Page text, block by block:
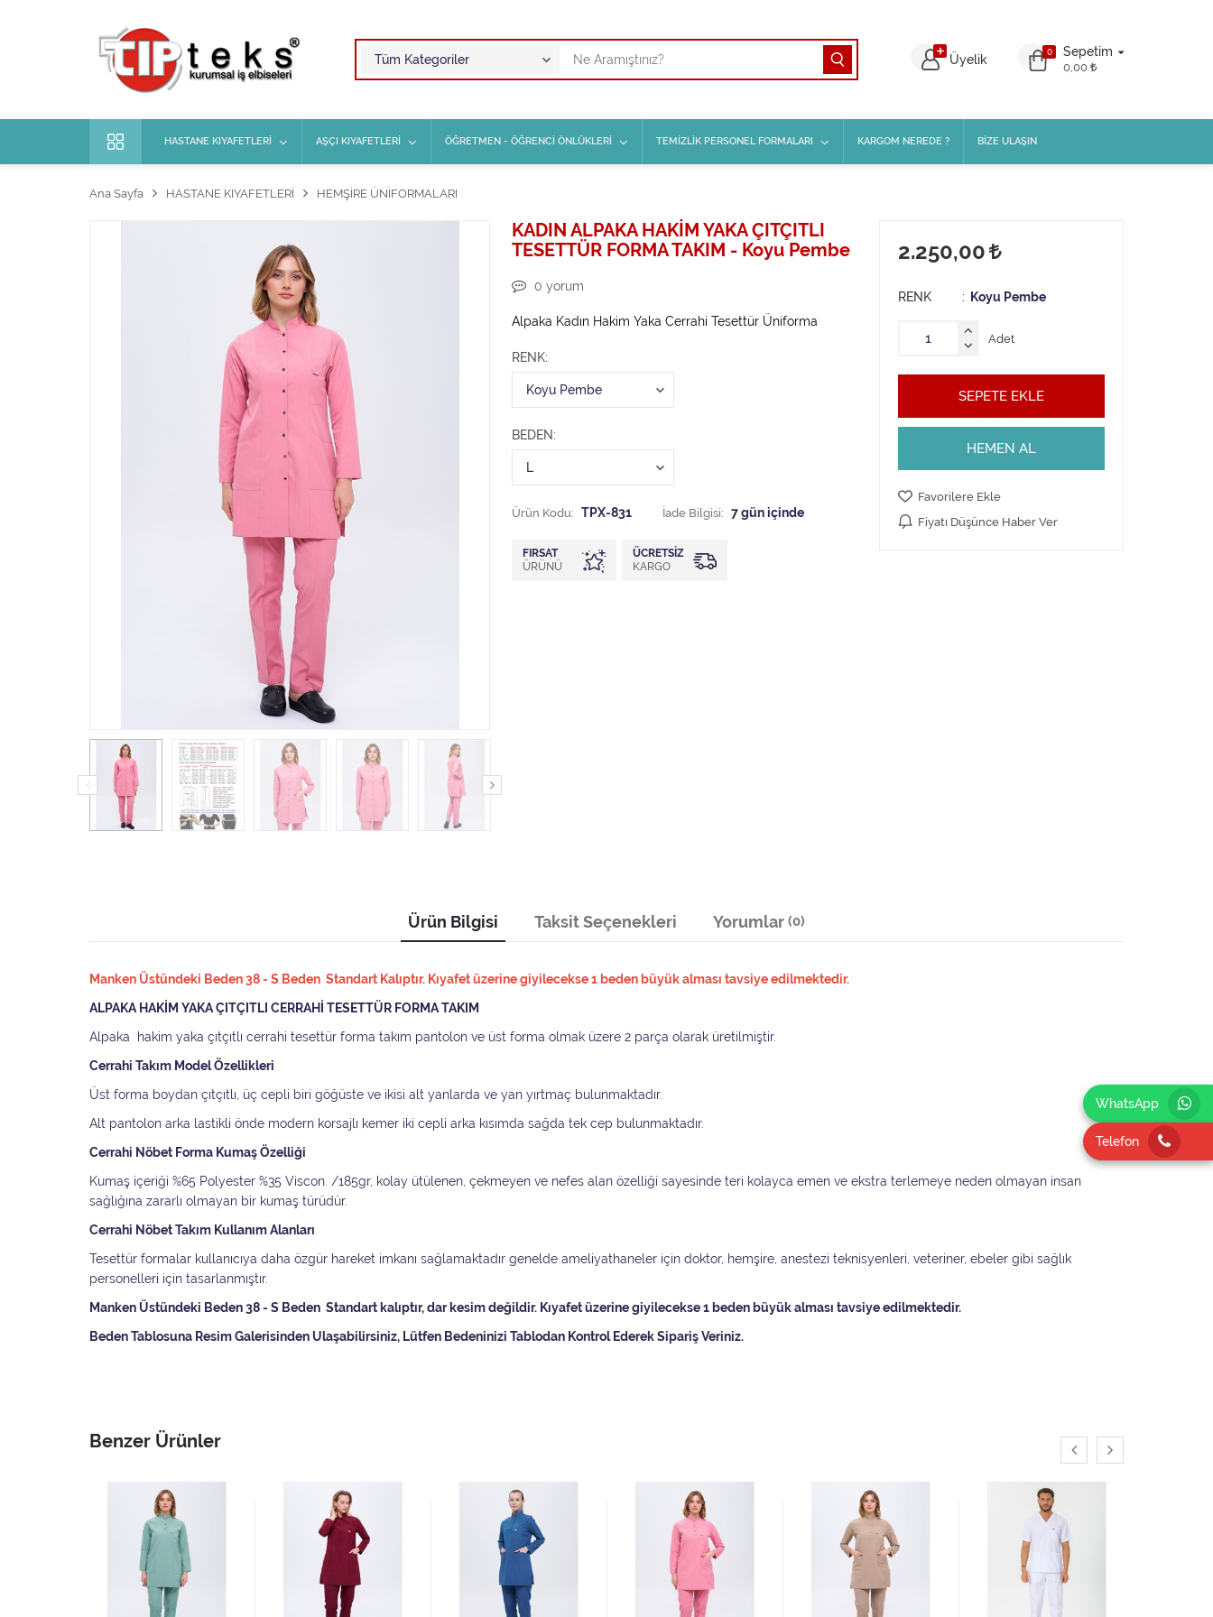
WhatsApp
Telefon
0 Sepetim
0,00
Üyelik
HASTANE KIYAFETLERİ AŞÇI KIYAFETLERİ ÖĞRETMEN - ÖĞRENCİ ÖNLÜKLERİ TEMİZLİK PERSONEL FORMALARI KARGOM NEREDE ? BİZE ULAŞIN
Ana Sayfa HASTANE KIYAFETLERİ HEMŞİRE ÜNİFORMALARI
KADIN ALPAKA HAKİM YAKA ÇITÇITLI
TESETTÜR FORMA TAKIM - Koyu Pembe
0 yorum
Alpaka Kadın Hakim Yaka Cerrahi Tesettür Üniforma
RENK
BEDEN
Ürün Kodu: TPX-831 İade Bilgisi:
FIRSAT
ÜRÜNÜ
ÜCRETSIZ
KARGO
2.250,00
RENK Koyu Pembe
Adet
SEPETE EKLE
HEMEN AL
Favorilere Ekle
Fiyatı Düşünce Haber Ver
Ürün Bilgisi Taksit Seçenekleri Yorumlar (0)
Manken Üstündeki Beden 38 - S Beden Standart Kalıptır. Kıyafet üzerine giyilecekse 1 beden büyük alması tavsiye edilmektedir.
ALPAKA HAKİM YAKA ÇITÇITLI CERRAHİ TESETTÜR FORMA TAKIM
Alpaka hakim yaka çıtçıtlı cerrahi tesettür forma takım pantolon ve üst forma olmak üzere 2 parça olarak üretilmiştir.
Cerrahi Takım Model Özellikleri
Üst forma boydan çıtçıtlı, üç cepli biri göğüste ve ikisi alt yanlarda ve yan yırtmaç bulunmaktadır.
Alt pantolon arka lastikli önde modern korsajlı kemer iki cepli arka kısımda sağda tek cep bulunmaktadır.
Cerrahi Nöbet Forma Kumaş Özelliği
Kumaş içeriği %65 Polyester %35 Viscon. /185gr, kolay ütülenen, çekmeyen ve nefes alan özelliği sayesinde teri kolayca emen ve ekstra terlemeye neden olmayan insan
sağlığına zararlı olmayan bir kumaş türüdür.
Cerrahi Nöbet Takım Kullanım Alanları
Tesettür formalar kullanıcıya daha özgür hareket imkanı sağlamaktadır genelde ameliyathaneler için doktor, hemşire, anestezi teknisyenleri, veteriner, ebeler gibi sağlık
personelleri için tasarlanmıştır.
Manken Üstündeki Beden 38 - S Beden Standart kalıptır, dar kesim değildir. Kıyafet üzerine giyilecekse 1 beden büyük alması tavsiye edilmektedir.
Beden Tablosuna Resim Galerisinden Ulaşabilirsiniz, Lütfen Bedeninizi Tablodan Kontrol Ederek Sipariş Veriniz.
Benzer Ürünler